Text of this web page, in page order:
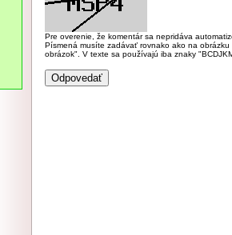
Pre overenie, že komentár sa nepridáva
Písmená musíte zadávať rovnako ako na
obrázok". V texte sa používajú iba znaky